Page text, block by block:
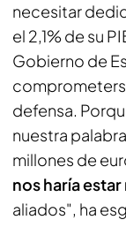
necesitar
el 2,1% de su
Gobierno de
defensa.
nuestra
millones de
nos haría
aliados", ha